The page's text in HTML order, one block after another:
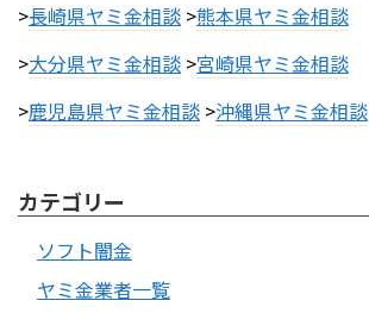
>長崎県ヤミ金相談 >熊本県ヤミ金相談
>大分県ヤミ金相談 >宮崎県ヤミ金相談
>鹿児島県ヤミ金相談 >沖縄県ヤミ金相談
カテゴリー
ソフト闇金
ヤミ金業者一覧